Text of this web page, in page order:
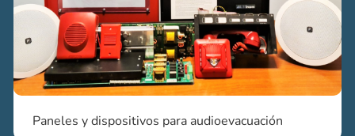
Paneles y dispositivos para audioevacuación